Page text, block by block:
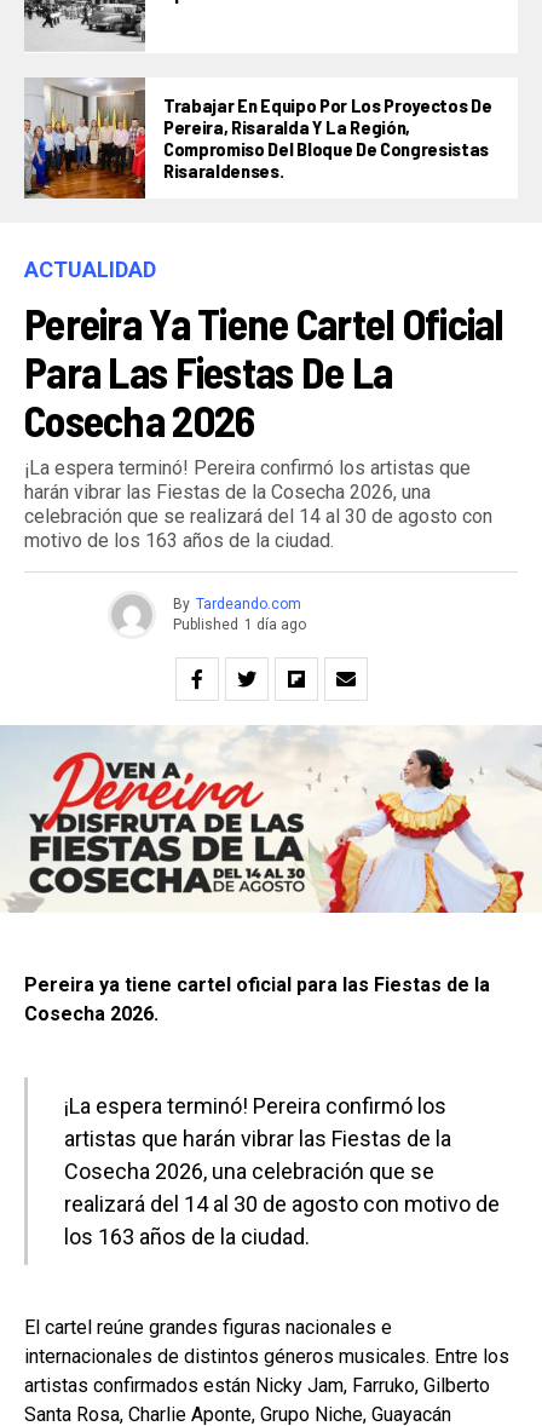
Trabajar En Equipo Por Los Proyectos De
Pereira, Risaralda Y La Región,
Compromiso Del Bloque De Congresistas
Risaraldenses.
ACTUALIDAD
Pereira Ya Tiene Cartel Oficial
Para Las Fiestas De La
Cosecha 2026
¡La espera terminó! Pereira confirmó los artistas que
harán vibrar las Fiestas de la Cosecha 2026, una
celebración que se realizará del 14 al 30 de agosto con
motivo de los 163 años de la ciudad.
By Tardeando.com
Published 1 día ago
Pereira ya tiene cartel oficial para las Fiestas de la
Cosecha 2026.
¡La espera terminó! Pereira confirmó los
artistas que harán vibrar las Fiestas de la
Cosecha 2026, una celebración que se
realizará del 14 al 30 de agosto con motivo de
los 163 años de la ciudad.
El cartel reúne grandes figuras nacionales e
internacionales de distintos géneros musicales. Entre los
artistas confirmados están Nicky Jam, Farruko, Gilberto
Santa Rosa, Charlie Aponte, Grupo Niche, Guayacán